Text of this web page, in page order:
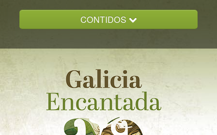
CONTIDOS
GALICIA ENCANTADA
DOCUMENTACION
NOVAS
CONTACTO